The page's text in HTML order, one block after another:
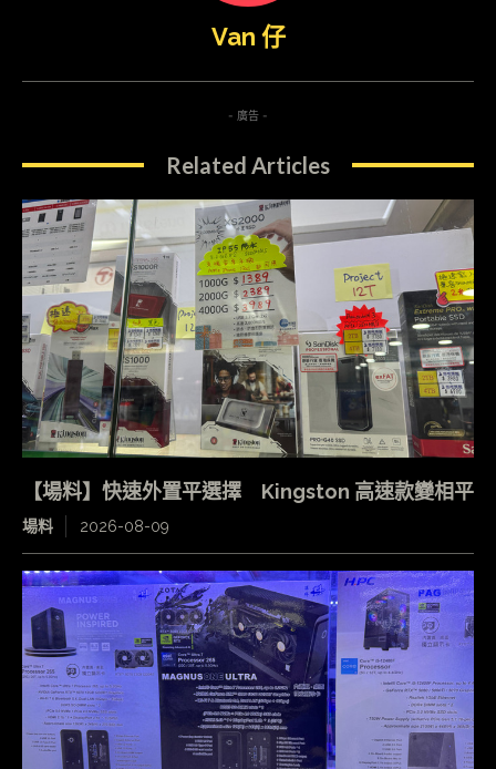
Van 仔
- 廣告 -
Related Articles
【場料】快速外置平選擇 Kingston 高速款變相平
場料 2026-08-09